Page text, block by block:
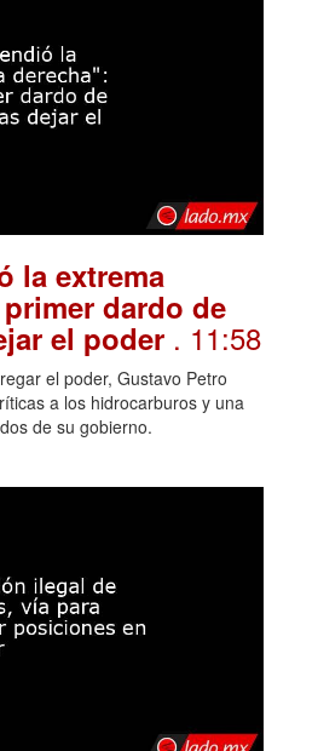
la extrema
dardo de
el poder . 11:58
el poder, Gustavo Petro
a los hidrocarburos y una
de su gobierno.